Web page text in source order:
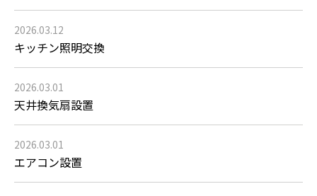
2026.03.12
キッチン照明交換
2026.03.01
天井換気扇設置
2026.03.01
エアコン設置